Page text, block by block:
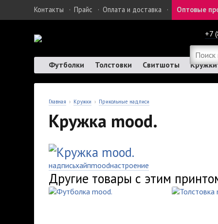
Контакты · Прайс · Оплата и доставка · Оптовые
+7
Футболки Толстовки Свитшоты Кружки
Главная › Кружки › Прикольные надписи
Кружка mood.
надписьхайпmoodнастроение
Другие товары с этим